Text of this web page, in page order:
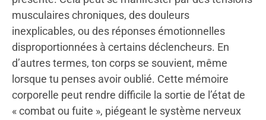
musculaires chroniques, des douleurs
inexplicables, ou des réponses émotionnelles
disproportionnées à certains déclencheurs. En
d’autres termes, ton corps se souvient, même
lorsque tu penses avoir oublié. Cette mémoire
corporelle peut rendre difficile la sortie de l’état de
« combat ou fuite », piégeant le système nerveux